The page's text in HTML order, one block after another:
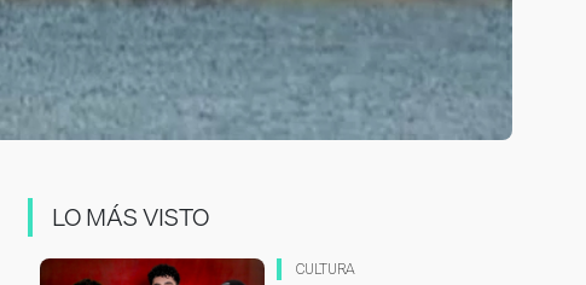
LO MÁS VISTO
CULTURA